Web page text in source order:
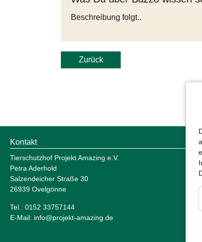
Beschreibung folgt..
Zurück
Kontakt
Tierschutzhof Projekt Amazing e.V.
Petra Aderhold
Salzendeicher Straße 30
26939 Ovelgönne
Tel.: 0152 33757144
E-Mail: info@projekt-amazing.de